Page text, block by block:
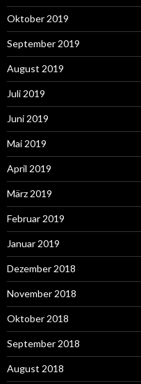
Oktober 2019
September 2019
August 2019
Juli 2019
Juni 2019
Mai 2019
April 2019
März 2019
Februar 2019
Januar 2019
Dezember 2018
November 2018
Oktober 2018
September 2018
August 2018